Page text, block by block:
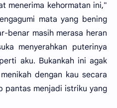
menerima kehormatan ini,"
mata yang bening
benar masih merasa heran
menyerahkan puterinya
aku. Bukankah ini agak
dengan kau secara
pantas menjadi istriku yang